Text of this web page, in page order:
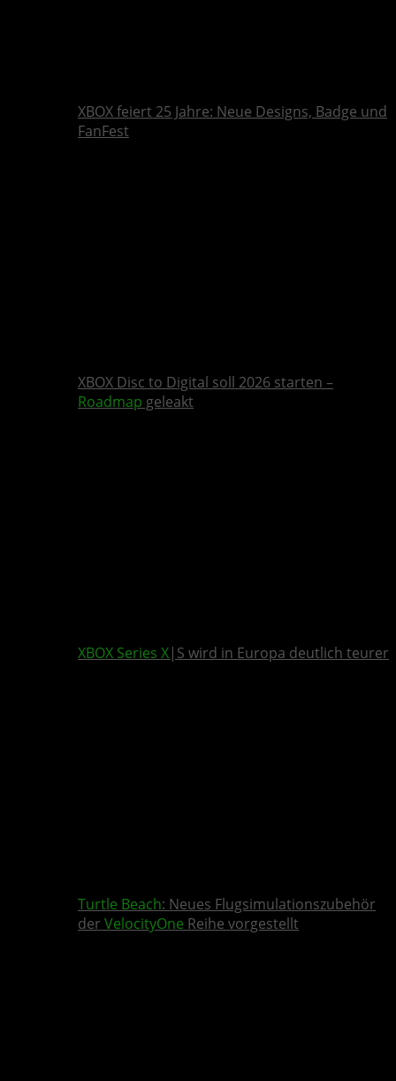
XBOX feiert 25 Jahre: Neue Designs, Badge und
FanFest
XBOX Disc to Digital soll 2026 starten –
Roadmap geleakt
XBOX Series X|S wird in Europa deutlich teurer
Turtle Beach: Neues Flugsimulationszubehör
der VelocityOne Reihe vorgestellt